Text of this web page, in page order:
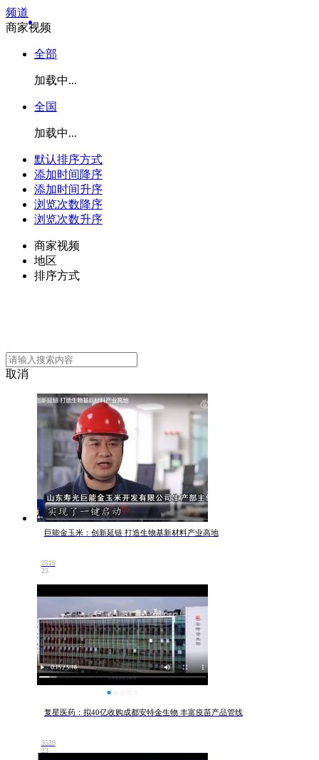
频道
商家视频
全部
加载中...
全国
加载中...
默认排序方式
添加时间降序
添加时间升序
浏览次数降序
浏览次数升序
商家视频
地区
排序方式
取消
巨能金玉米：创新延链 打造生物基新材料产业高地
2519
23
复星医药：拟40亿收购成都安特金生物 丰富疫苗产品管线
3539
23